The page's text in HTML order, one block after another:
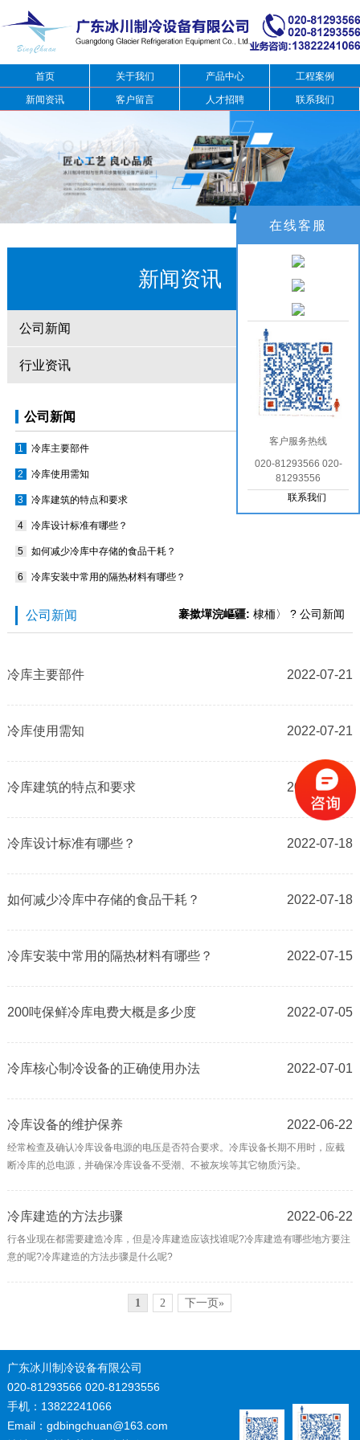
首页 关于我们 产品中心 工程案例
新闻资讯 客户留言 人才招聘 联系我们
新闻资讯
公司新闻
行业资讯
公司新闻
冷库主要部件
冷库使用需知
冷库建筑的特点和要求
冷库设计标准有哪些？
如何减少冷库中存储的食品干耗？
冷库安装中常用的隔热材料有哪些？
公司新闻 褰撳墠浣嶇疆: 棣栭〉 ? 公司新闻
冷库主要部件 2022-07-21
冷库使用需知 2022-07-21
冷库建筑的特点和要求 2022-07-19
冷库设计标准有哪些？ 2022-07-18
如何减少冷库中存储的食品干耗？ 2022-07-18
冷库安装中常用的隔热材料有哪些？ 2022-07-15
200吨保鲜冷库电费大概是多少度 2022-07-05
冷库核心制冷设备的正确使用办法 2022-07-01
冷库设备的维护保养 2022-06-22
经常检查及确认冷库设备电源的电压是否符合要求。冷库设备长期不用时，应截
断冷库的总电源，并确保冷库设备不受潮、不被灰埃等其它物质污染。
冷库建造的方法步骤 2022-06-22
行各业现在都需要建造冷库，但是冷库建造应该找谁呢?冷库建造有哪些地方要注
意的呢?冷库建造的方法步骤是什么呢?
1 2 下一页»
在线客服
客户服务热线
020-81293566 020-
81293556
联系我们
广东冰川制冷设备有限公司
020-81293566 020-81293556
手机：13822241066
Email：gdbingchuan@163.com